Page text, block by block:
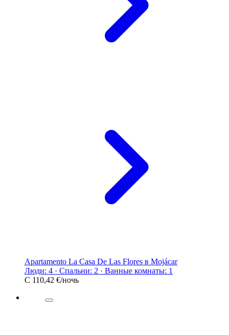
Apartamento La Casa De Las Flores в Mojácar
Люди: 4 · Спальни: 2 · Ванные комнаты: 1
С 110,42 €/ночь